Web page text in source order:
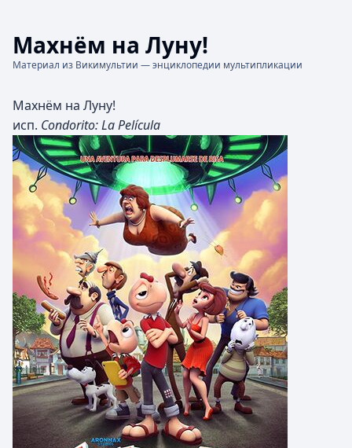
Махнём на Луну!
Материал из Викимультии — энциклопедии мультипликации
Махнём на Луну!
исп. Condorito: La Película